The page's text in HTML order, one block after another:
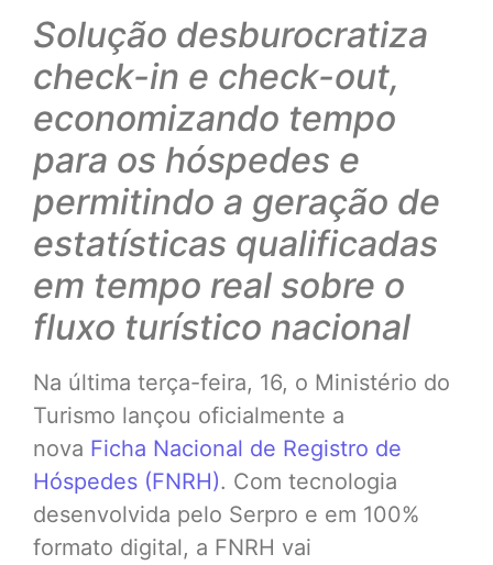
Solução desburocratiza
check-in e check-out,
economizando tempo
para os hóspedes e
permitindo a geração de
estatísticas qualificadas
em tempo real sobre o
fluxo turístico nacional
Na última terça-feira, 16, o Ministério do
Turismo lançou oficialmente a
nova Ficha Nacional de Registro de
Hóspedes (FNRH). Com tecnologia
desenvolvida pelo Serpro e em 100%
formato digital, a FNRH vai